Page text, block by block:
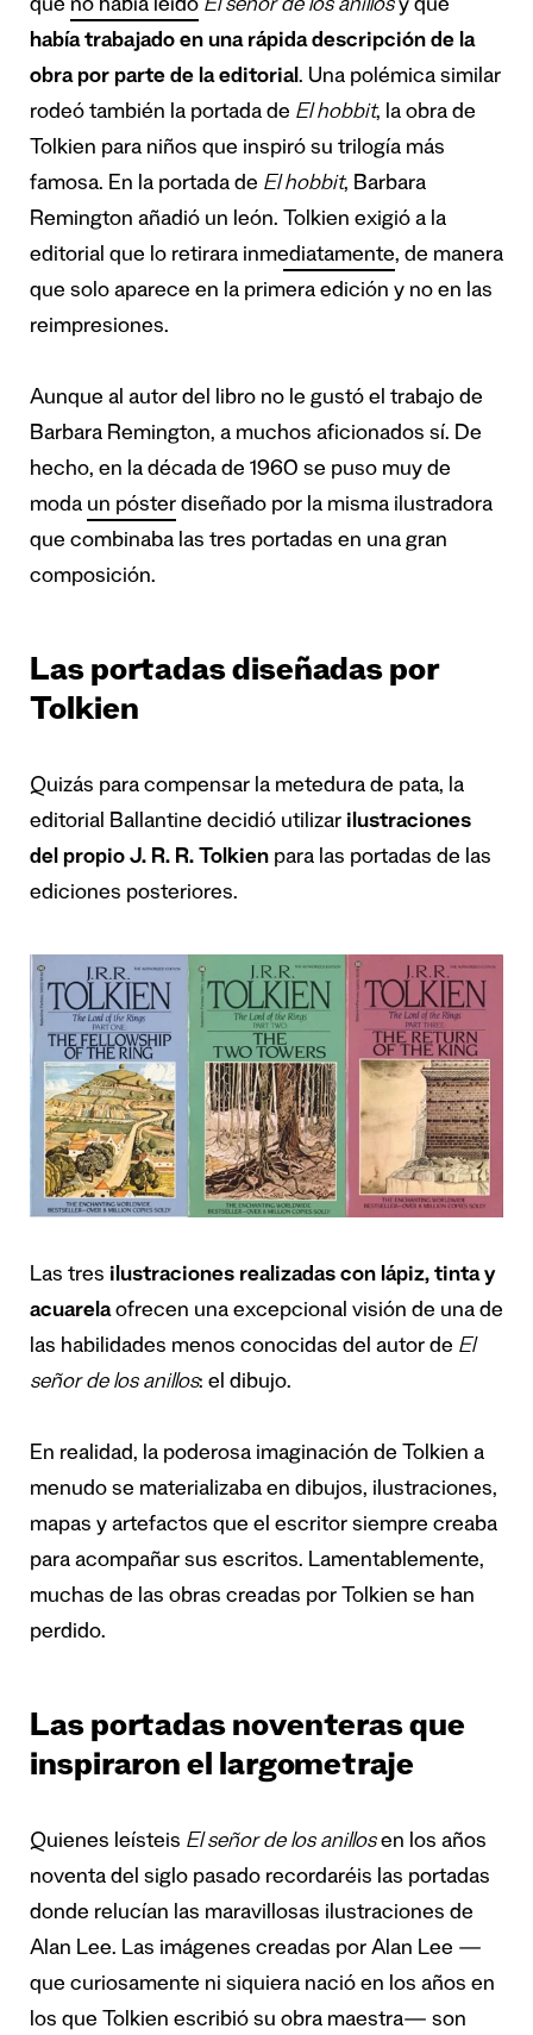
que no había leído El señor de los anillosy que
había trabajado en una rápida descripción de la
obra por parte de la editorial. Una polémica similar
rodeó también la portada de El hobbit, la obra de
Tolkien para niños que inspiró su trilogía más
famosa. En la portada de El hobbit, Barbara
Remington añadió un león. Tolkien exigió a la
editorial que lo retirara inmediatamente, de manera
que solo aparece en la primera edición y no en las
reimpresiones.
Aunque al autor del libro no le gustó el trabajo de
Barbara Remington, a muchos aficionados sí. De
hecho, en la década de 1960 se puso muy de
moda un póster diseñado por la misma ilustradora
que combinaba las tres portadas en una gran
composición.
Las portadas diseñadas por
Tolkien
Quizás para compensar la metedura de pata, la
editorial Ballantine decidió utilizar ilustraciones
del propio J. R. R. Tolkien para las portadas de las
ediciones posteriores.
Las tres ilustraciones realizadas con lápiz, tinta y
acuarelaofrecen una excepcional visión de una de
las habilidades menos conocidas del autor de El
señor de los anillos: el dibujo.
En realidad, la poderosa imaginación de Tolkien a
menudo se materializaba en dibujos, ilustraciones,
mapas y artefactos que el escritor siempre creaba
para acompañar sus escritos. Lamentablemente,
muchas de las obras creadas por Tolkien se han
perdido.
Las portadas noventeras que
inspiraron el largometraje
Quienes leísteis El señor de los anillosen los años
noventa del siglo pasado recordaréis las portadas
donde relucían las maravillosas ilustraciones de
Alan Lee. Las imágenes creadas por Alan Lee —
que curiosamente ni siquiera nació en los años en
los que Tolkien escribió su obra maestra— son